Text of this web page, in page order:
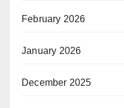
February 2026
January 2026
December 2025